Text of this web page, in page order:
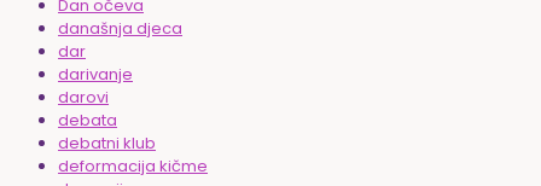
Dan očeva
današnja djeca
dar
darivanje
darovi
debata
debatni klub
deformacija kičme